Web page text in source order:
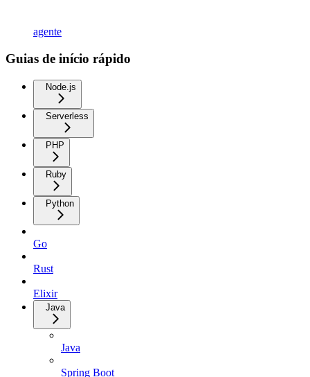
agente
Guias de início rápido
Node.js
Serverless
PHP
Ruby
Python
Go
Rust
Elixir
Java
Java
Spring Boot